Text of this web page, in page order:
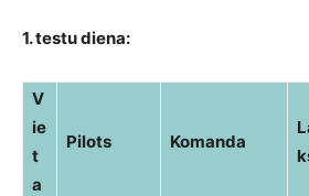
1. testu diena:
V
ie
t
a
Pilots Komanda